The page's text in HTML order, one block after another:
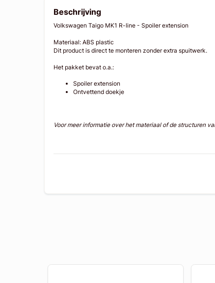
Beschrijving
Volkswagen Taigo MK1 R-line - Spoiler extension
Materiaal: ABS plastic
Dit product is direct te monteren zonder extra spuitwerk.
Het pakket bevat o.a.:
Spoiler extension
Ontvettend doekje
Voor meer informatie over het materiaal of de structuren